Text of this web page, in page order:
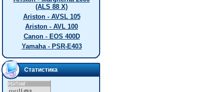
(ALS 88 X)
Ariston - AVSL 105
Ariston - AVL 100
Canon - EOS 400D
Yamaha - PSR-E403
Статистика